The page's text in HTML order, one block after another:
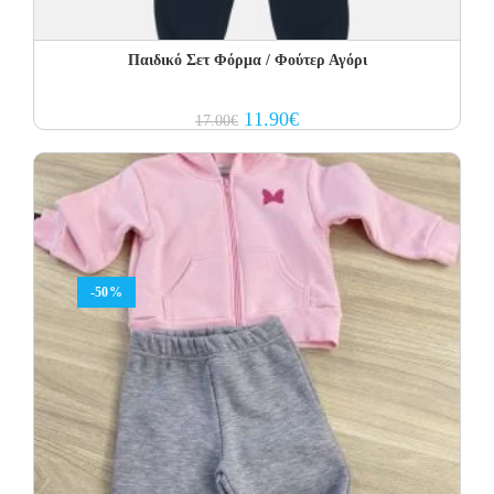
Παιδικό Σετ Φόρμα / Φούτερ Αγόρι
17.00€ Original
price
17.00€.
11.90€Current
price
11.90€.
-50%